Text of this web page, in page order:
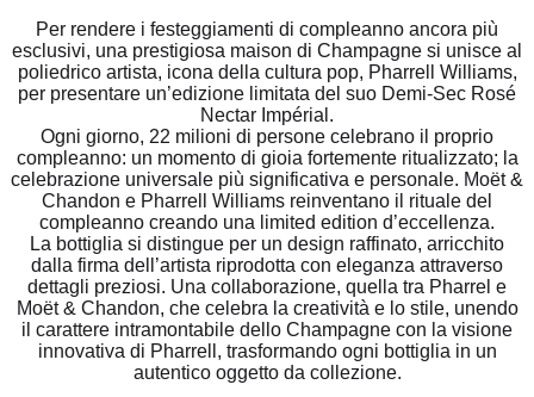
MOËT
&
CHANDON
PHARRELL
WILLIAMS
LIMITED
EDITION
NECTAR
CL.75
QUANTITÀ
Per rendere i festeggiamenti di compleanno ancora più
esclusivi, una prestigiosa maison di Champagne si unisce al
poliedrico artista, icona della cultura pop, Pharrell Williams,
per presentare un’edizione limitata del suo Demi-Sec Rosé
Nectar Impérial.
Ogni giorno, 22 milioni di persone celebrano il proprio
compleanno: un momento di gioia fortemente ritualizzato; la
celebrazione universale più significativa e personale. Moët &
Chandon e Pharrell Williams reinventano il rituale del
compleanno creando una limited edition d’eccellenza.
La bottiglia si distingue per un design raffinato, arricchito
dalla firma dell’artista riprodotta con eleganza attraverso
dettagli preziosi. Una collaborazione, quella tra Pharrel e
Moët & Chandon, che celebra la creatività e lo stile, unendo
il carattere intramontabile dello Champagne con la visione
innovativa di Pharrell, trasformando ogni bottiglia in un
autentico oggetto da collezione.